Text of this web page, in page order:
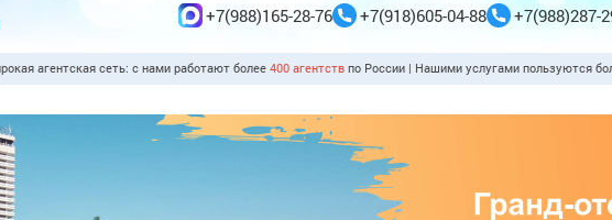
+7(988)165-28-76 +7(918)605-04-88 +7(988)287-
агентская сеть: с нами работают более 400 агентств по России | Нашими услугами пользуются